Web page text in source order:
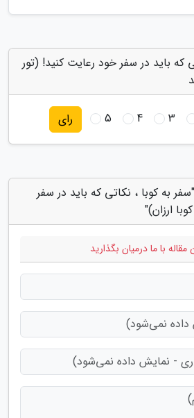
که باید در سفر خود رعایت کنید! (تور
3
4
5 رای
به کوبا ، نکاتی که باید در سفر
ارزان)"
با ما درمیان بگذارید